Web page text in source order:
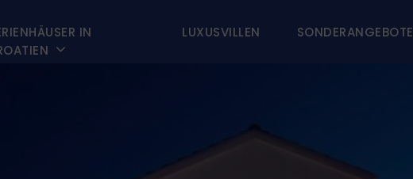
IN

LUXUSVILLEN SONDERANGEBOTE